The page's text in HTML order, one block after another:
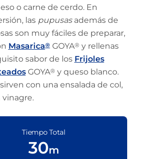
o carne de cerdo. En
las pupusasademás de
son muy fáciles de preparar,
Masarica®GOYA® y rellenas
sabor de los Frijoles
GOYA® y queso blanco.
con una ensalada de col,
vinagre.
Tiempo Total
30m